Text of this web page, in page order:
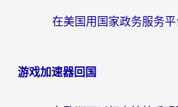
游戏加速器回国